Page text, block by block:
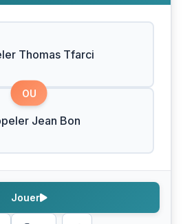
Thomas Tfarci
OU
Jean Bon
Jouer